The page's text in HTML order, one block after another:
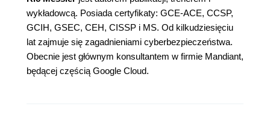
wykładowcą. Posiada certyfikaty: GCE-ACE, CCSP,
GCIH, GSEC, CEH, CISSP i MS. Od kilkudziesięciu
lat zajmuje się zagadnieniami cyberbezpieczeństwa.
Obecnie jest głównym konsultantem w firmie Mandiant,
będącej częścią Google Cloud.